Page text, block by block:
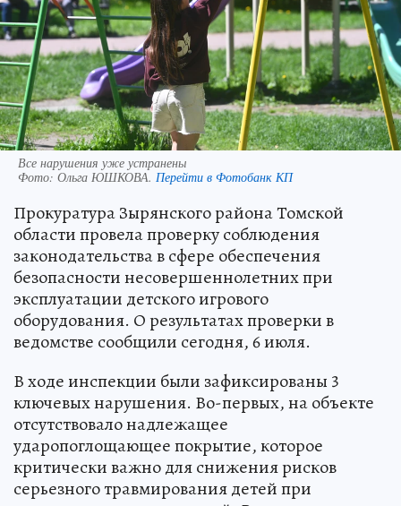
Все нарушения уже устранены
Фото: Ольга ЮШКОВА. Перейти в Фотобанк КП
Прокуратура Зырянского района Томской
области провела проверку соблюдения
законодательства в сфере обеспечения
безопасности несовершеннолетних при
эксплуатации детского игрового
оборудования. О результатах проверки в
ведомстве сообщили сегодня, 6 июля.
В ходе инспекции были зафиксированы 3
ключевых нарушения. Во-первых, на объекте
отсутствовало надлежащее
ударопоглощающее покрытие, которое
критически важно для снижения рисков
серьезного травмирования детей при